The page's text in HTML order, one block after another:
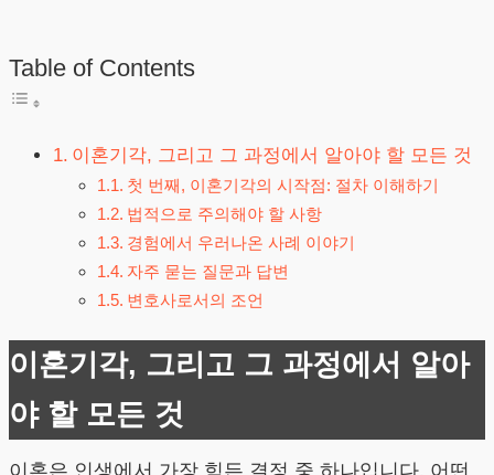
Table of Contents
이혼기각, 그리고 그 과정에서 알아야 할 모든 것
첫 번째, 이혼기각의 시작점: 절차 이해하기
법적으로 주의해야 할 사항
경험에서 우러나온 사례 이야기
자주 묻는 질문과 답변
변호사로서의 조언
이혼기각, 그리고 그 과정에서 알아
야 할 모든 것
이혼은 인생에서 가장 힘든 결정 중 하나입니다. 어떤